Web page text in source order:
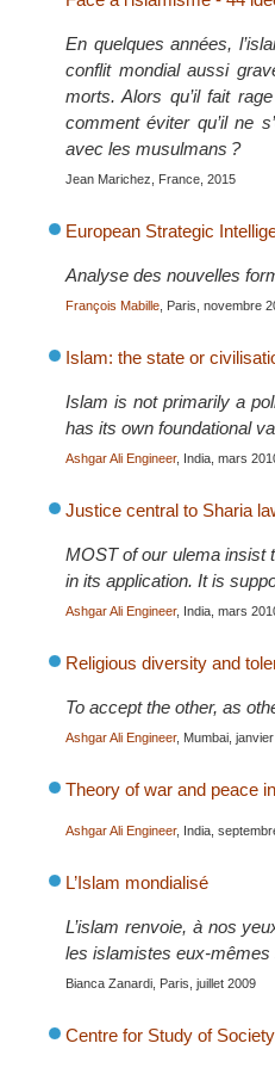
En quelques années,
conflit mondial aussi
morts. Alors qu’il fait
comment éviter qu’il ne
avec les musulmans ?
Jean Marichez, France, 2015
European Strategic
Analyse des nouvelles
François Mabille , Paris, novembre
Islam: the state or
Islam is not primarily a
has its own foundational
Ashgar Ali Engineer, India, mars
Justice central to Sharia
MOST of our ulema insist
in its application. It is
Ashgar Ali Engineer, India, mars
Religious diversity and
To accept the other, as
Ashgar Ali Engineer, Mumbai,
Theory of war and peace
Ashgar Ali Engineer, India,
L’Islam mondialisé
L’islam renvoie, à nos
les islamistes eux-
Bianca Zanardi, Paris, juillet 2009
Centre for Study of